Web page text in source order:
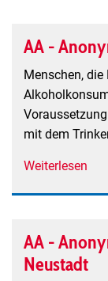
AA -
Menschen,
mit dem
Weiterlesen
AA -
Neustadt